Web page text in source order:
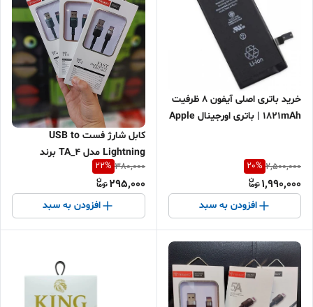
خرید باتری اصلی آیفون 8 ظرفیت
1821mAh | باتری اورجینال Apple
2,500,000
20%
1,990,000
افزودن به سبد
کابل شارژ فست USB to
Lightning مدل TA_4 برند
کنفی بافت نرم مقاوم | رنگ سبز
تیره و مشکی | مناسب آیفون
380,000
22%
295,000
افزودن به سبد